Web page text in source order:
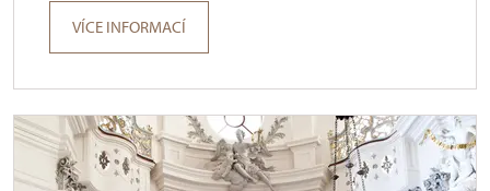
VÍCE INFORMACÍ